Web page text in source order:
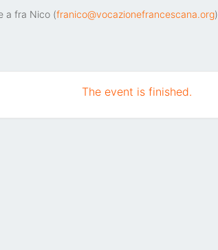
a fra Nico (franico@vocazionefrancescana.org)
The event is finished.